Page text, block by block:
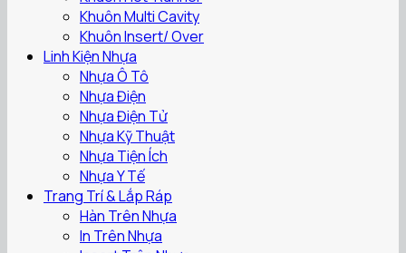
Khuôn Multi Cavity
Khuôn Insert/ Over
Linh Kiện Nhựa
Nhựa Ô Tô
Nhựa Điện
Nhựa Điện Tử
Nhựa Kỹ Thuật
Nhựa Tiện Ích
Nhựa Y Tế
Trang Trí & Lắp Ráp
Hàn Trên Nhựa
In Trên Nhựa